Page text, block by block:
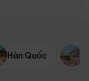
Hàn Quốc